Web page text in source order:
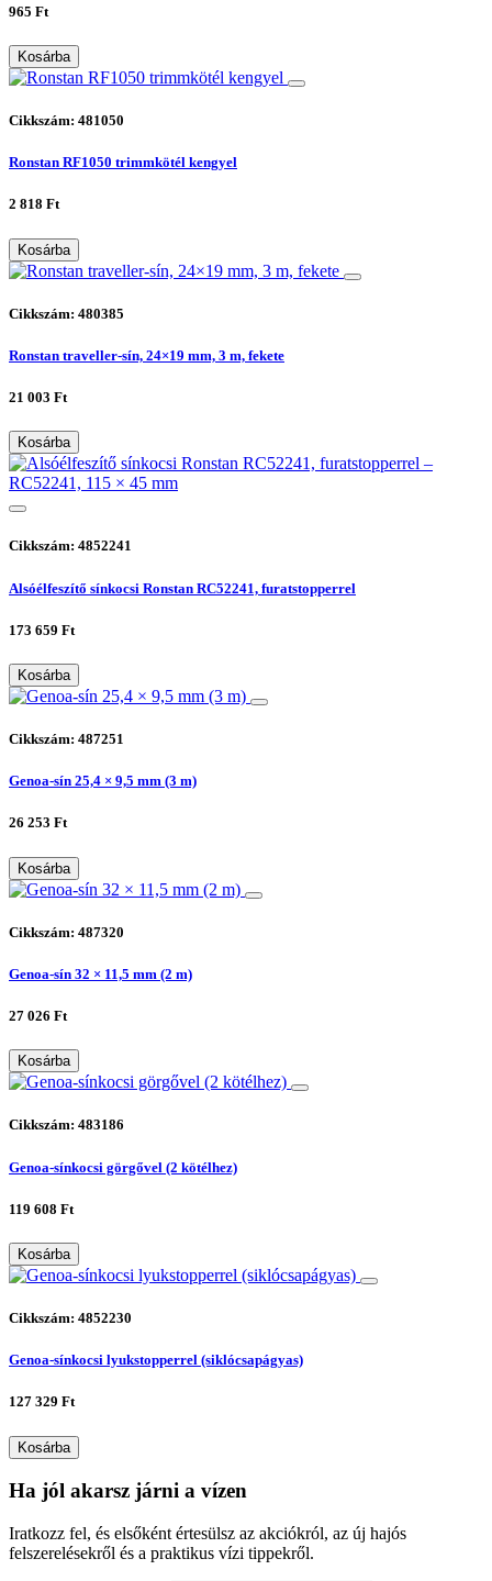
965 Ft
Kosárba
Cikkszám: 481050
Ronstan RF1050 trimmkötél kengyel
2 818 Ft
Kosárba
Cikkszám: 480385
Ronstan traveller-sín, 24×19 mm, 3 m, fekete
21 003 Ft
Kosárba
Cikkszám: 4852241
Alsóélfeszítő sínkocsi Ronstan RC52241, furatstopperrel
173 659 Ft
Kosárba
Cikkszám: 487251
Genoa-sín 25,4 × 9,5 mm (3 m)
26 253 Ft
Kosárba
Cikkszám: 487320
Genoa-sín 32 × 11,5 mm (2 m)
27 026 Ft
Kosárba
Cikkszám: 483186
Genoa-sínkocsi görgővel (2 kötélhez)
119 608 Ft
Kosárba
Cikkszám: 4852230
Genoa-sínkocsi lyukstopperrel (siklócsapágyas)
127 329 Ft
Kosárba
Ha jól akarsz járni a vízen
Iratkozz fel, és elsőként értesülsz az akciókról, az új hajós
felszerelésekről és a praktikus vízi tippekről.